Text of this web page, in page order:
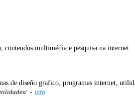
multimédia e pesquisa na internet.
de diseño grafico, programas internet,
- Info